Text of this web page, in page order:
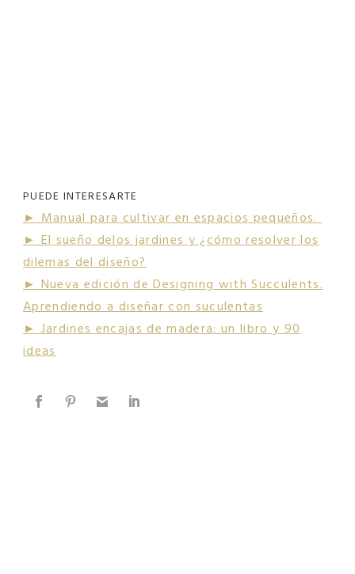
PUEDE INTERESARTE
► Manual para cultivar en espacios pequeños.
► El sueño delos jardines y ¿cómo resolver los
dilemas del diseño?
► Nueva edición de Designing with Succulents.
Aprendiendo a diseñar con suculentas
► Jardines encajas de madera: un libro y 90
ideas